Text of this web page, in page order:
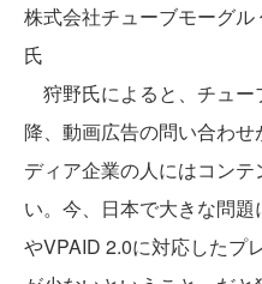
株式会社チューブモーグ
氏
狩野氏によると、チュー
降、動画広告の問い合わ
ディア企業の人にはコン
い。今、日本で大きな問
やVPAID 2.0に対応したプ